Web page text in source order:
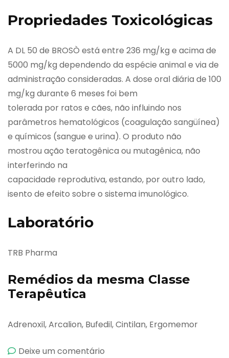
Propriedades Toxicológicas
A DL 50 de BROSÒ está entre 236 mg/kg e acima de
5000 mg/kg dependendo da espécie animal e via de
administração consideradas. A dose oral diária de 100
mg/kg durante 6 meses foi bem
tolerada por ratos e cães, não influindo nos
parâmetros hematológicos (coagulação sangüínea)
e químicos (sangue e urina). O produto não
mostrou ação teratogênica ou mutagênica, não
interferindo na
capacidade reprodutiva, estando, por outro lado,
isento de efeito sobre o sistema imunológico.
Laboratório
TRB Pharma
Remédios da mesma Classe
Terapêutica
Adrenoxil, Arcalion, Bufedil, Cintilan, Ergomemor
Deixe um comentário